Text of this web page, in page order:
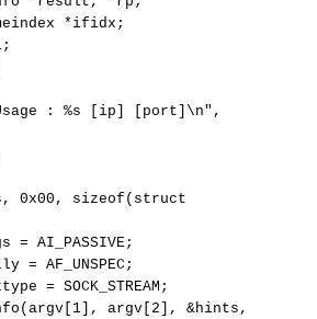
*ifidx;
: %s [ip] [port]\n",
0x00, sizeof(struct
AI_PASSIVE;
AF_UNSPEC;
= SOCK_STREAM;
argv[2], &hints,